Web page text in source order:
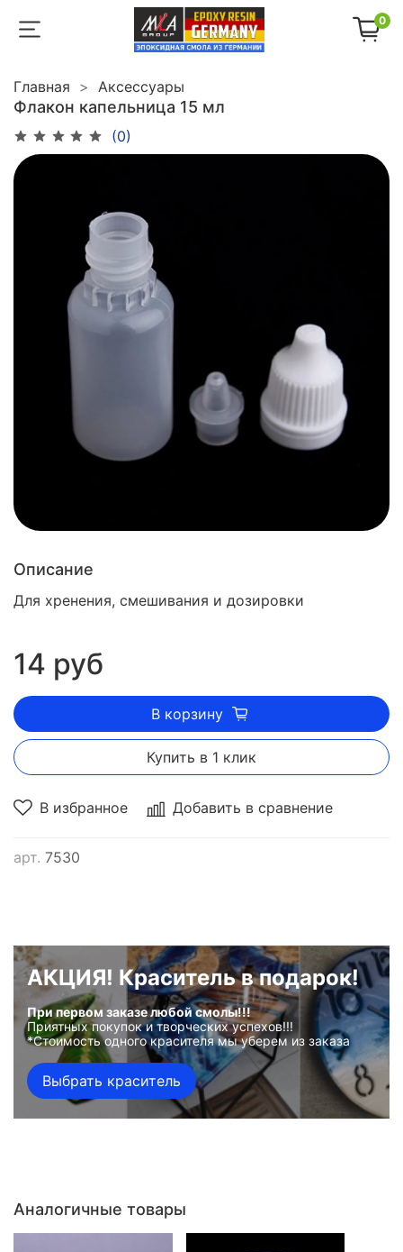
0
Главная Аксессуары
Флакон капельница 15 мл
(0)
В избранное Добавить в сравнение
арт. 7530
Описание
Для хренения, смешивания и дозировки
14 руб
В корзину
Купить в 1 клик
АКЦИЯ! Краситель в подарок!
При первом заказе любой смолы!!!
Приятных покупок и творческих успехов!!!
*Стоимость одного красителя мы уберем из заказа
Выбрать краситель
Аналогичные товары